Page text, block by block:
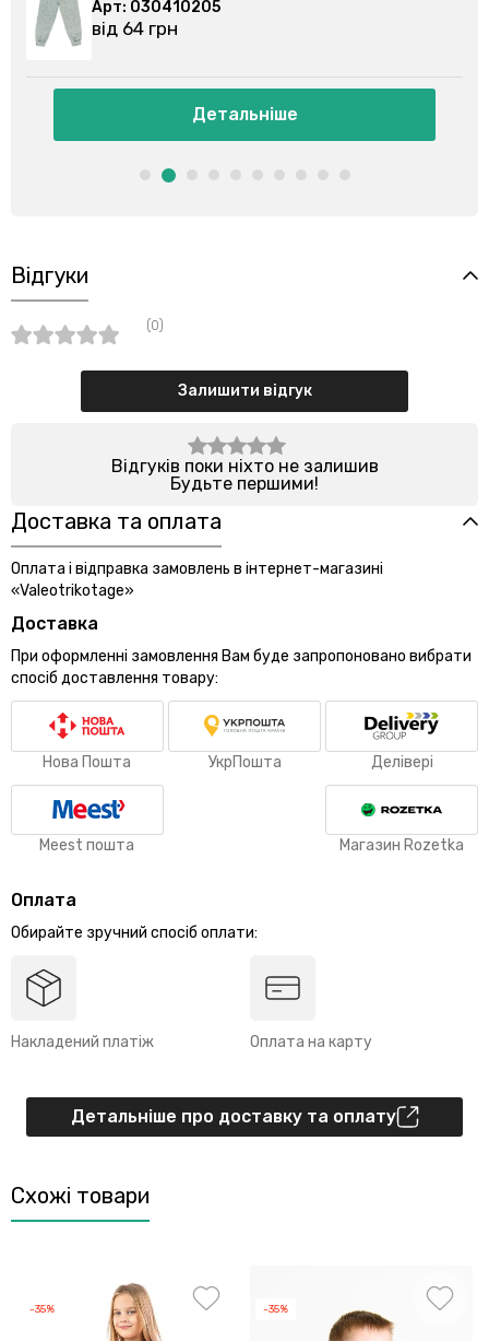
Відгуки
(0)
Залишити відгук
Відгуків поки ніхто не залишив
Будьте першими!
Доставка та оплата
Оплата і відправка замовлень в інтернет-магазині
«Valeotrikotage»
Доставка
При оформленні замовлення Вам буде запропоновано вибрати
спосіб доставлення товару:
Нова Пошта УкрПошта Делівері
Meest пошта Магазин Rozetka
Оплата
Обирайте зручний спосіб оплати:
Накладений платіж Оплата на карту
Детальніше про доставку та оплату
Схожі товари
-35% -35%